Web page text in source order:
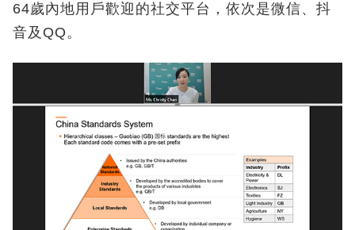
64歲內地用戶歡迎的社交平台，依次是微信、抖
音及QQ。